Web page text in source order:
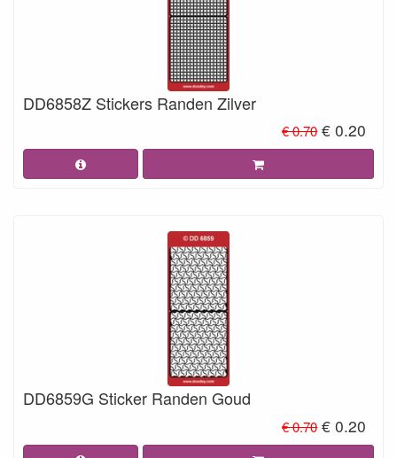
DD6858Z Stickers Randen Zilver
€ 0.70 € 0.20
DD6859G Sticker Randen Goud
€ 0.70 € 0.20